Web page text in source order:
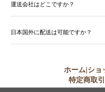
運送会社はどこですか？
日本国外に配送は可能ですか？
ホーム|ショ
特定商取